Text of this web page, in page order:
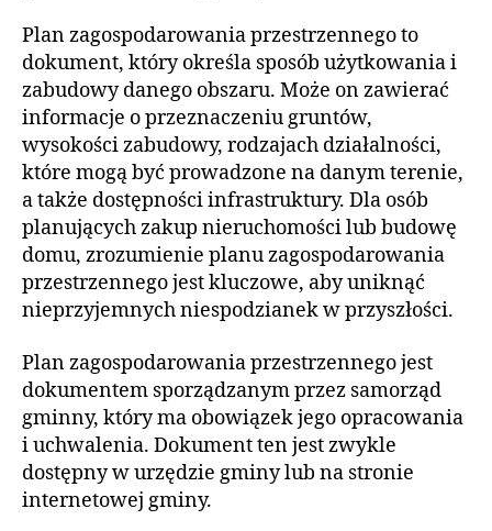
Plan zagospodarowania przestrzennego to
dokument, który określa sposób użytkowania i
zabudowy danego obszaru. Może on zawierać
informacje o przeznaczeniu gruntów,
wysokości zabudowy, rodzajach działalności,
które mogą być prowadzone na danym terenie,
a także dostępności infrastruktury. Dla osób
planujących zakup nieruchomości lub budowę
domu, zrozumienie planu zagospodarowania
przestrzennego jest kluczowe, aby uniknąć
nieprzyjemnych niespodzianek w przyszłości.
Plan zagospodarowania przestrzennego jest
dokumentem sporządzanym przez samorząd
gminny, który ma obowiązek jego opracowania
i uchwalenia. Dokument ten jest zwykle
dostępny w urzędzie gminy lub na stronie
internetowej gminy.